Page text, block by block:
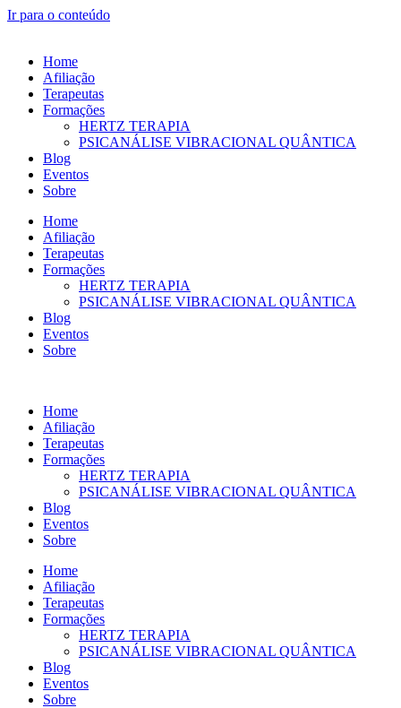
Ir para o conteúdo
Home
Afiliação
Terapeutas
Formações
HERTZ TERAPIA
PSICANÁLISE VIBRACIONAL QUÂNTICA
Blog
Eventos
Sobre
Home
Afiliação
Terapeutas
Formações
HERTZ TERAPIA
PSICANÁLISE VIBRACIONAL QUÂNTICA
Blog
Eventos
Sobre
Home
Afiliação
Terapeutas
Formações
HERTZ TERAPIA
PSICANÁLISE VIBRACIONAL QUÂNTICA
Blog
Eventos
Sobre
Home
Afiliação
Terapeutas
Formações
HERTZ TERAPIA
PSICANÁLISE VIBRACIONAL QUÂNTICA
Blog
Eventos
Sobre